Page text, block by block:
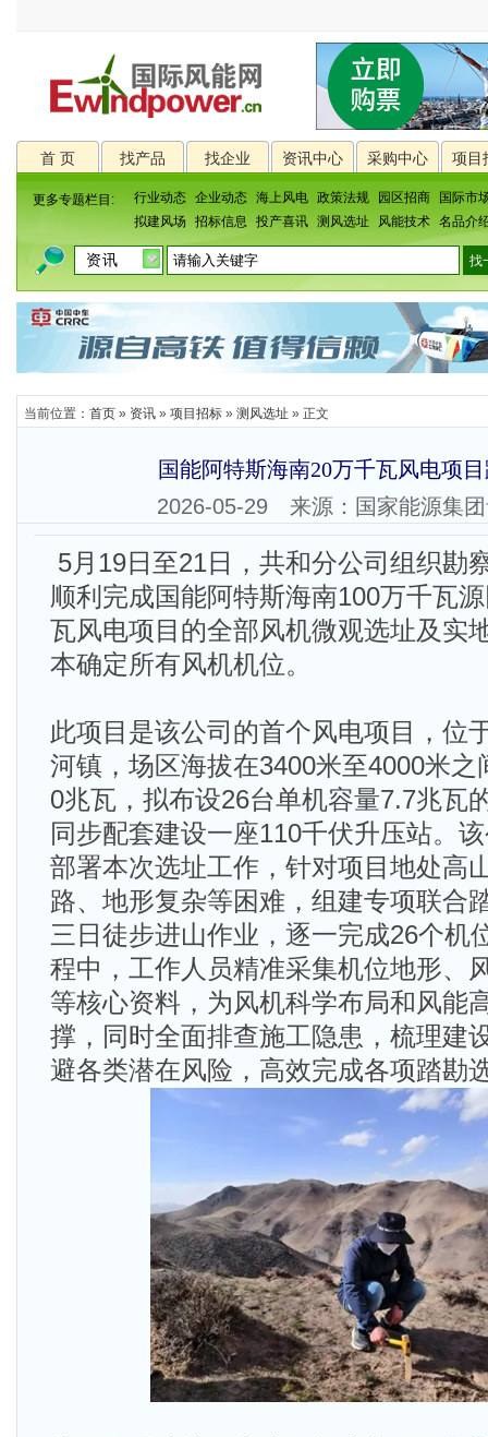
首 页 找产品 找企业 资讯中心 采购中心 项目
更多专题栏目: 行业动态 企业动态 海上风电 政策法规 园区招商
国际市
拟建风场
招标信息 投产喜讯 测风选址 风能技术 名品介
当前位置： 首页 » 资讯 » 项目招标 » 测风选址 » 正文
国能阿特斯海南20万千瓦风电项
2026-05-29 来源：国家能源集
5月19日至21日，共和分公司组织勘
顺利完成国能阿特斯海南100万千瓦
瓦风电项目的全部风机微观选址及实
本确定所有风机机位。
此项目是该公司的首个风电项目，位
河镇，场区海拔在3400米至4000米
0兆瓦，拟布设26台单机容量7.7兆瓦
同步配套建设一座110千伏升压站。
部署本次选址工作，针对项目地处高
路、地形复杂等困难，组建专项联合
三日徒步进山作业，逐一完成26个机
程中，工作人员精准采集机位地形、
等核心资料，为风机科学布局和风能
撑，同时全面排查施工隐患，梳理建
避各类潜在风险，高效完成各项踏勘